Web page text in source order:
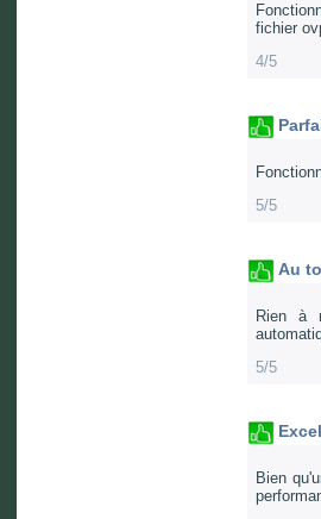
fichier
4/5
5/5
Au
Rien à
5/5
Bien